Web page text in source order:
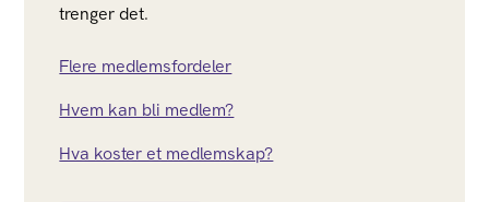
trenger det.
Flere medlemsfordeler
Hvem kan bli medlem?
Hva koster et medlemskap?